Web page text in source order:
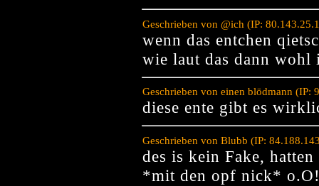
Geschrieben von @ich (IP:
wenn das entchen
wie laut das dann wohl
Geschrieben von einen blödmann (IP:
diese ente gibt es
Geschrieben von Blubb (IP:
des is kein Fake,
*mit den opf nick*